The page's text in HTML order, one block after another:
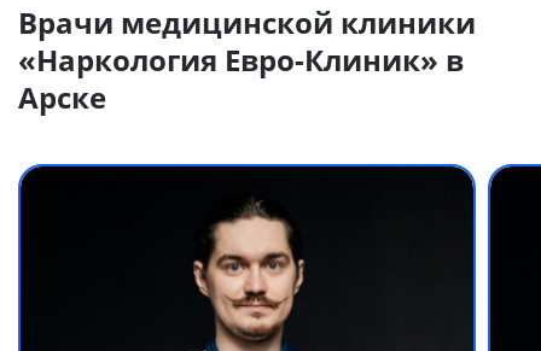
Врачи медицинской клиники
«Наркология Евро-Клиник» в
Арске